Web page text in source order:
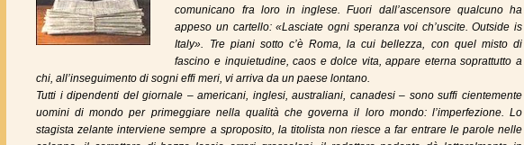
comunicano fra loro in inglese. Fuori dall’ascensore qualcuno ha
appeso un cartello: «Lasciate ogni speranza voi ch’uscite. Outside is
Italy». Tre piani sotto c’è Roma, la cui bellezza, con quel misto di
fascino e inquietudine, caos e dolce vita, appare eterna soprattutto a
chi, all’inseguimento di sogni effi meri, vi arriva da un paese lontano.
Tutti i dipendenti del giornale – americani, inglesi, australiani, canadesi – sono suffi cientemente
uomini di mondo per primeggiare nella qualità che governa il loro mondo: l’imperfezione. Lo
stagista zelante interviene sempre a sproposito, la titolista non riesce a far entrare le parole nelle